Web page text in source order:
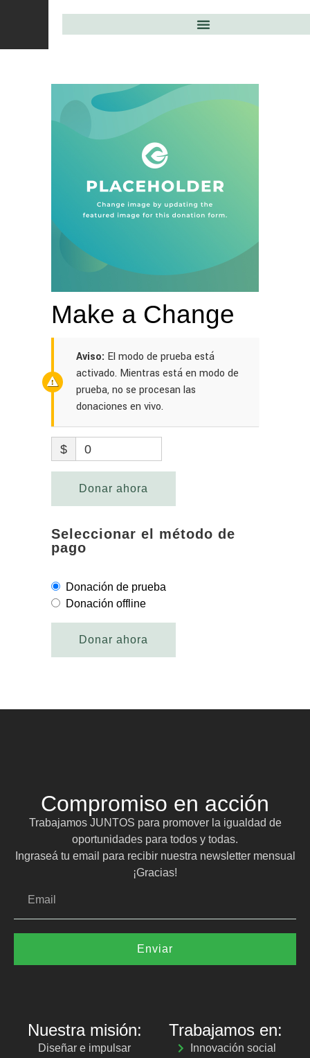
Make a Change
Aviso: El modo de prueba está
activado. Mientras está en modo de
prueba, no se procesan las
donaciones en vivo.
$ 0
Donar ahora
Seleccionar el método de
pago
Donación de prueba
Donación offline
Compromiso en acción
Trabajamos JUNTOS para promover la igualdad de
oportunidades para todos y todas.
Ingraseá tu email para recibir nuestra newsletter mensual
¡Gracias!
Enviar
Nuestra misión:
Diseñar e impulsar
Trabajamos en:
Innovación social